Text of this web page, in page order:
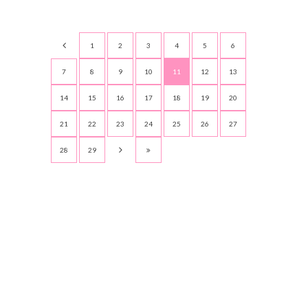
1 2 3 4 5 6
7 8 9 10 11 12 13
14 15 16 17 18 19 20
21 22 23 24 25 26 27
28 29